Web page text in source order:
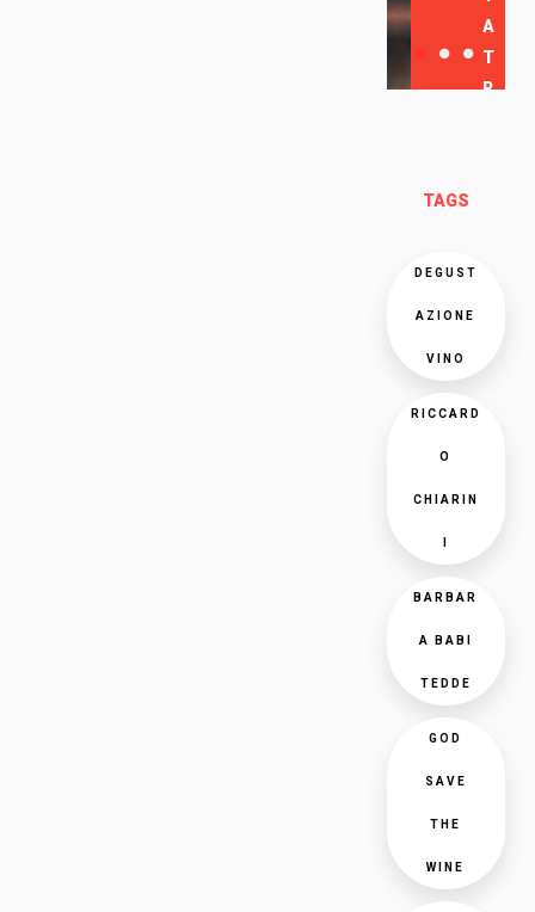
A
T
R
TAGS
DEGUST
AZIONE
VINO
RICCARD
O
CHIARIN
BARBAR
A BABI
TEDDE
GOD
SAVE
THE
WINE